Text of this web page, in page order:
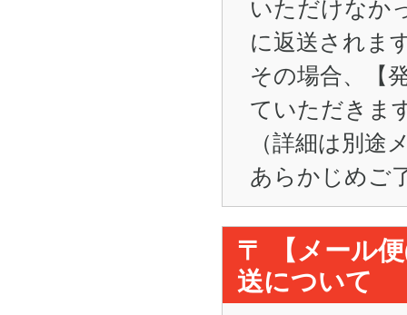
に返送されま
その場合、【
ていただきま
（詳細は別
あらかじめご
〒 【メール
送について